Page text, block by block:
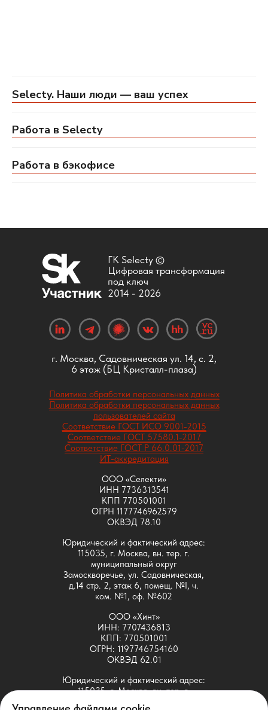
Selecty. Наши люди — ваш успех
Работа в Selecty
Работа в бэкофисе
Политика обработки персональных данных
Политика обработки персональных данных
пользователей сайта
Соответствие ГОСТ ИСО 9001-2015
Соответствие ГОСТ 57580.1-2017
Соответствие ГОСТ Р 66.0.01-2017
ИТ-аккредитация
ООО «Селекти»
ИНН 7736313541
КПП 770501001
ОГРН 1177746962579
ОКВЭД 78.10
Юридический и фактический адрес:
115035, г. Москва, вн. тер. г.
муниципальный округ
Замоскворечье, ул. Садовническая,
д.14 стр. 2, этаж 6, помещ. №I, ч.
ком. №1, оф. №602
ООО «Хинт»
ИНН: 7707436813
КПП: 770501001
ОГРН: 1197746754160
ОКВЭД 62.01
Юридический и фактический адрес:
115035, г. Москва, вн. тер. г.
ГК Selecty ©
Цифровая трансформация
под ключ
г. Москва, Садовническая ул. 14, с. 2,
6 этаж (БЦ Кристалл-плаза)
2014 - 2026